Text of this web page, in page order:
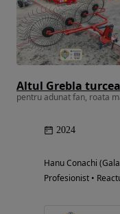
pentru adunat fan, roata
2024
Hanu Conachi
Profesionist •